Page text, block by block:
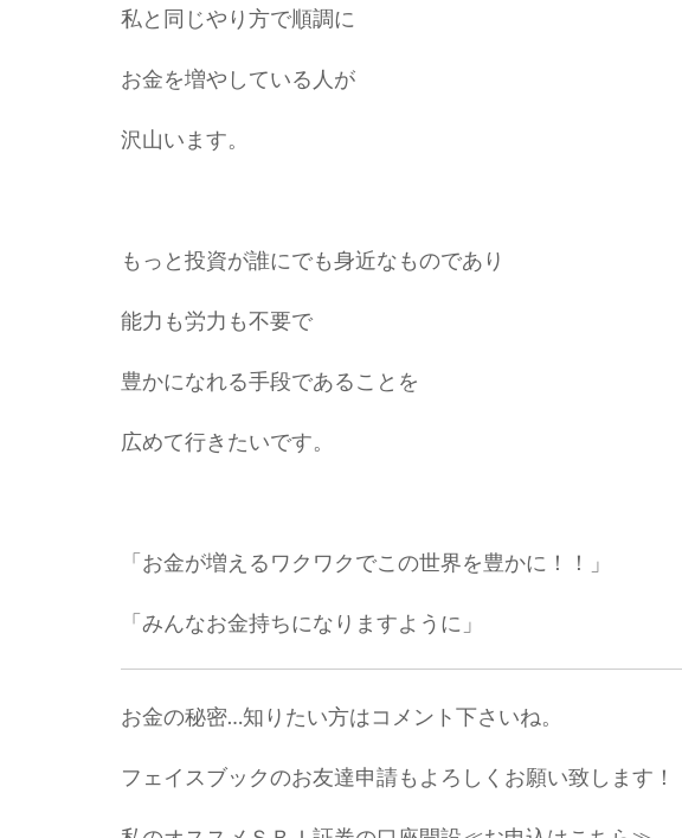
私と同じやり方で順調に
お金を増やしている人が
沢山います。
もっと投資が誰にでも身近なものであり
能力も労力も不要で
豊かになれる手段であることを
広めて行きたいです。
「お金が増えるワクワクでこの世界を豊かに！！」
「みんなお金持ちになりますように」
お金の秘密…知りたい方はコメント下さいね。
フェイスブックのお友達申請もよろしくお願い致します！